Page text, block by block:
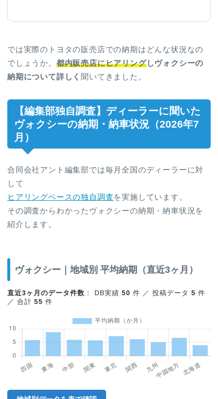
では実際のトヨタの販売店での納期はどんな状況なの
でしょうか。 都内販売店にヒアリングしヴォクシーの
納期について詳しく 聞いてきました。
【編集部独自調査】ディーラーに聞いた
ヴォクシーの納期・納車状況（2026年7
月）
合同会社アント編集部では毎月全国のディーラーに対
して
ヒアリングベースの独自調査を実施しています。
その調査からわかったヴォクシーの納期・納車状況を
紹介します。
ヴォクシー｜地域別 平均納期（直近3ヶ月）
直近3ヶ月のデータ件数 ： DB実績 50 件 ／ 投稿データ 5 件
／ 合計 55 件